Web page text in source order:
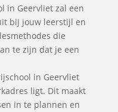
in Geervliet zal een
bij jouw leerstijl en
die
te zijn dat je een
in Geervliet
ligt. Dit maakt
in te plannen en